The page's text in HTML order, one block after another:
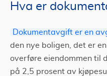
Hva er
Dokumentavgift er en
den nye boligen, det er
overføre eiendommen til
på 2,5 prosent av